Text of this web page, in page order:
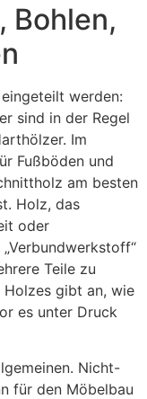
Bohlen,
werden:
sind in der Regel
Im
Fußböden und
am besten
Holz, das
oder
Teile zu
gibt an, wie
es unter Druck
Nicht-
für den Möbelbau